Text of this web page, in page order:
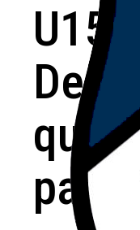
U15: el